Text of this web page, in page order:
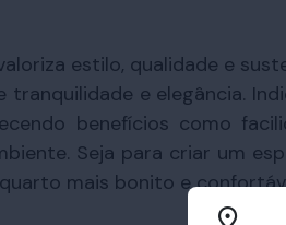
estilo, qualidade e
tranquilidade e elegância.
benefícios como
Seja para criar um
mais bonito e